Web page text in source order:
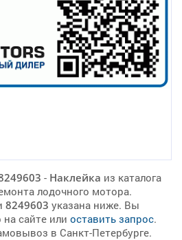
- Наклейка из каталога
лодочного мотора.
8249603 указана ниже. Вы
сайте или оставить запрос.
в Санкт-Петербурге.